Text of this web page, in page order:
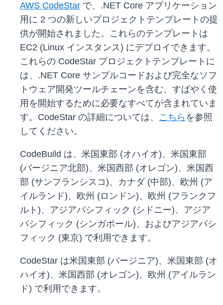
AWS CodeStar で、.NET Core アプリケーション
用に 2 つの新しいプロジェクトテンプレートの提
供が開始されました。これらのテンプレートは
EC2 (Linux インスタンス) にデプロイできます。
これらの CodeStar プロジェクトテンプレートに
は、.NET Core サンプルコードおよび完全なソフ
トウェア開発ツールチェーンを含む、すばやく使
用を開始するために必要なすべてが含まれていま
す。CodeStar の詳細については、 こちら を参照
してください。
CodeBuild は、米国東部 (オハイオ)、米国東部
(バージニア北部)、米国西部 (オレゴン)、米国西
部 (サンフランシスコ)、カナダ (中部)、欧州 (ア
イルランド)、欧州 (ロンドン)、欧州 (フランクフ
ルト)、アジアパシフィック (シドニー)、アジア
パシフィック (シンガポール)、およびアジアパシ
フィック (東京) で利用できます。
CodeStar は米国東部 (バージニア)、米国東部 (オ
ハイオ)、米国西部 (オレゴン)、欧州 (アイルラン
ド) で利用できます。